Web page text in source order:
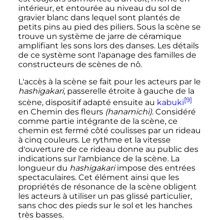
intérieur, et entourée au niveau du sol de
gravier blanc dans lequel sont plantés de
petits pins au pied des piliers. Sous la scène se
trouve un système de jarre de céramique
amplifiant les sons lors des danses. Les détails
de ce système sont l'apanage des familles de
constructeurs de scènes de nô.
L'accès à la scène se fait pour les acteurs par le
hashigakari, passerelle étroite à gauche de la
scène, dispositif adapté ensuite au kabuki[9]
en Chemin des fleurs (hanamichi). Considéré
comme partie intégrante de la scène, ce
chemin est fermé côté coulisses par un rideau
à cinq couleurs. Le rythme et la vitesse
d'ouverture de ce rideau donne au public des
indications sur l'ambiance de la scène. La
longueur du hashigakariimpose des entrées
spectaculaires. Cet élément ainsi que les
propriétés de résonance de la scène obligent
les acteurs à utiliser un pas glissé particulier,
sans choc des pieds sur le sol et les hanches
très basses.